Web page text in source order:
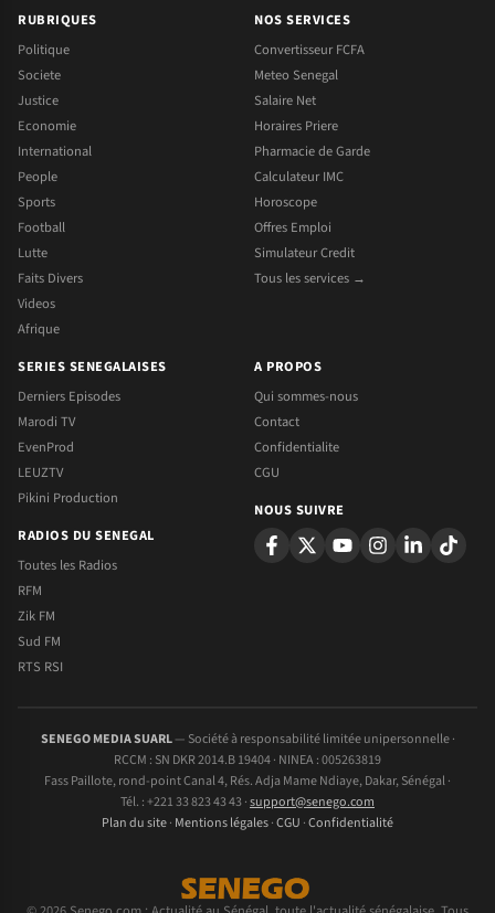
RUBRIQUES
Politique
Societe
Justice
Economie
International
People
Sports
Football
Lutte
Faits Divers
Videos
Afrique
NOS SERVICES
Convertisseur FCFA
Meteo Senegal
Salaire Net
Horaires Priere
Pharmacie de Garde
Calculateur IMC
Horoscope
Offres Emploi
Simulateur Credit
Tous les services →
SERIES SENEGALAISES
Derniers Episodes
Marodi TV
EvenProd
LEUZTV
Pikini Production
RADIOS DU SENEGAL
Toutes les Radios
RFM
Zik FM
Sud FM
RTS RSI
A PROPOS
Qui sommes-nous
Contact
Confidentialite
CGU
NOUS SUIVRE
SENEGO MEDIA SUARL— Société à responsabilité limitée unipersonnelle ·
RCCM : SN DKR 2014.B 19404 · NINEA : 005263819
Fass Paillote, rond-point Canal 4, Rés. Adja Mame Ndiaye, Dakar, Sénégal ·
Tél. : +221 33 823 43 43 ·support@senego.com
Plan du site· Mentions légales·CGU ·Confidentialité